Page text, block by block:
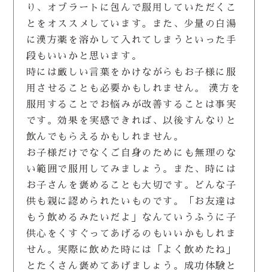
り、オブラートに包んで服用していただくこ
とをオススメしています。また、少量の白湯
に漢方薬を溶かして入れてしまうといった手
段もいいかと思います。
時には厳しい言葉をかけながらもお子様に服
用させることも必要かもしれません。 漢方を
服用することでお悩みが改善することは事実
です。効果を実感できれば、以後すんなりと
飲んでもらえるかもしれません。
お子様だけでなくご自身のためにも無理のな
い範囲で服用してみましょう。また、時には
お子さんを褒めることも大切です。どんな子
供も親に認められたいものです。「お友達は
もう飲めるみたいだよ」なんていうふうに子
供心をくすぐってあげるのもいいかもしれま
せん。実際に飲めた時には「よく飲めたね」
とたくさん褒めてあげましょう。成功体験と